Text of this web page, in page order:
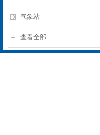
气象站
查看全部